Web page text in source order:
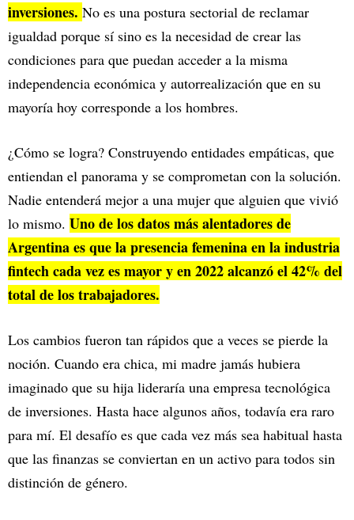
inversiones. No es una postura sectorial de reclamar
igualdad porque sí sino es la necesidad de crear las
condiciones para que puedan acceder a la misma
independencia económica y autorrealización que en su
mayoría hoy corresponde a los hombres.
¿Cómo se logra? Construyendo entidades empáticas, que
entiendan el panorama y se comprometan con la solución.
Nadie entenderá mejor a una mujer que alguien que vivió
lo mismo. Uno de los datos más alentadores de
Argentina es que la presencia femenina en la industria
fintech cada vez es mayor y en 2022 alcanzó el 42% del
total de los trabajadores.
Los cambios fueron tan rápidos que a veces se pierde la
noción. Cuando era chica, mi madre jamás hubiera
imaginado que su hija lideraría una empresa tecnológica
de inversiones. Hasta hace algunos años, todavía era raro
para mí. El desafío es que cada vez más sea habitual hasta
que las finanzas se conviertan en un activo para todos sin
distinción de género.